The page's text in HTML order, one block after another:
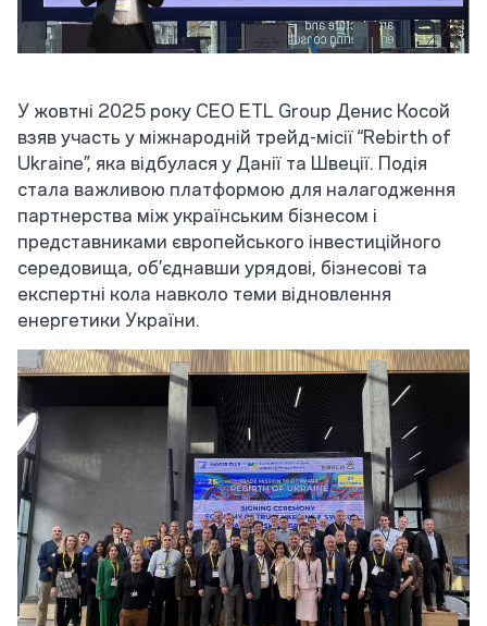
У жовтні 2025 року СЕО ETL Group Денис Косой
взяв участь у міжнародній трейд-місії “Rebirth of
Ukraine”, яка відбулася у Данії та Швеції. Подія
стала важливою платформою для налагодження
партнерства між українським бізнесом і
представниками європейського інвестиційного
середовища, об’єднавши урядові, бізнесові та
експертні кола навколо теми відновлення
енергетики України.